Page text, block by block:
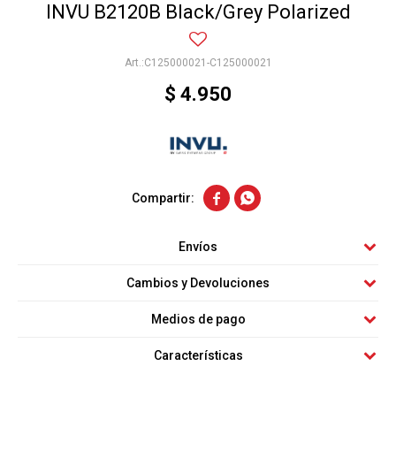
INVU B2120B Black/Grey Polarized
C125000021-C125000021
$ 4.950
 
Envíos
Cambios y Devoluciones
Medios de pago
Características